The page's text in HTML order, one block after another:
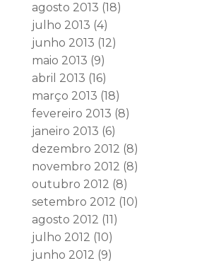
agosto 2013 (18)
julho 2013 (4)
junho 2013 (12)
maio 2013 (9)
abril 2013 (16)
março 2013 (18)
fevereiro 2013 (8)
janeiro 2013 (6)
dezembro 2012 (8)
novembro 2012 (8)
outubro 2012 (8)
setembro 2012 (10)
agosto 2012 (11)
julho 2012 (10)
junho 2012 (9)